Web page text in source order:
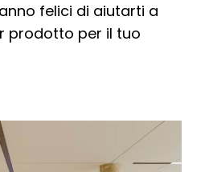
felici di aiutarti a
prodotto per il tuo